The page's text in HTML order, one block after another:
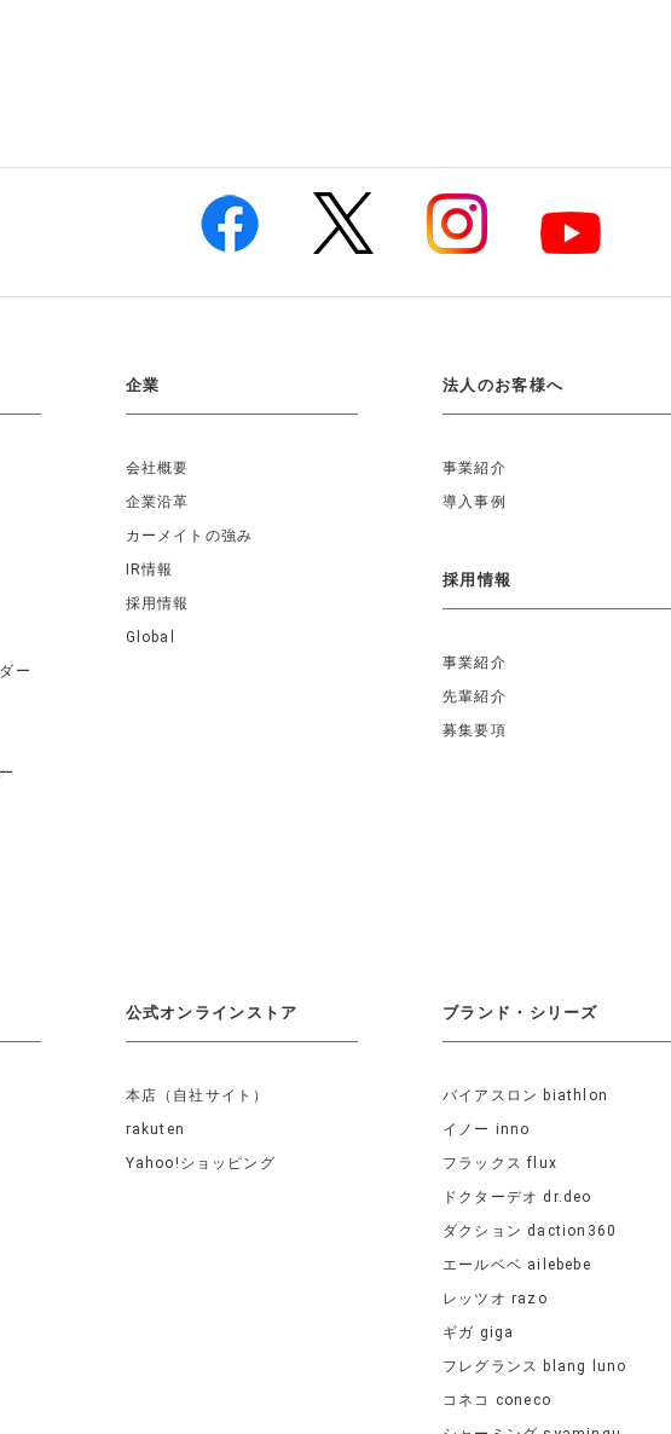
ー
企業
会社概要
企業沿革
カーメイトの強み
IR情報
採用情報
Global
法人のお客様へ
事業紹介
導入事例
採用情報
事業紹介
先輩紹介
募集要項
公式オンラインストア
本店（自社サイト）
rakuten
Yahoo!ショッピング
ブランド・シリーズ
バイアスロン biathlon
イノー inno
フラックス flux
ドクターデオ dr.deo
ダクション daction360
エールベベ ailebebe
レッツオ razo
ギガ giga
フレグランス blang luno
コネコ coneco